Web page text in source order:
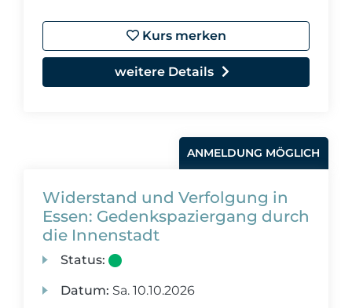
Kurs merken
weitere Details
ANMELDUNG MÖGLICH
Widerstand und Verfolgung in
Essen: Gedenkspaziergang durch
die Innenstadt
Status:
Datum: Sa. 10.10.2026